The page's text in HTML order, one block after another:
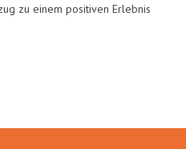
zu einem positiven Erlebnis